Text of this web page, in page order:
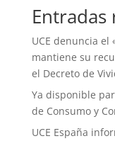
Entradas
UCE denuncia el
mantiene su
el Decreto de
Ya disponible
de Consumo y
UCE España